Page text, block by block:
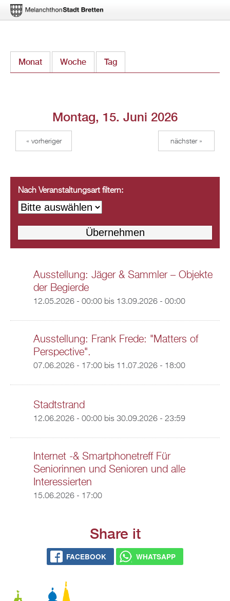
zum
Monat Woche Tag
Montag, 15. Juni 2026
« vorheriger nächster »
Nach Veranstaltungsart filtern:
Ausstellung: Jäger & Sammler – Objekte
der Begierde
12.05.2026 - 00:00bis 13.09.2026 - 00:00
Ausstellung: Frank Frede: "Matters of
Perspective".
07.06.2026 - 17:00bis 11.07.2026 - 18:00
Stadtstrand
12.06.2026 - 00:00bis 30.09.2026 - 23:59
Internet -& Smartphonetreff Für
Seniorinnen und Senioren und alle
Interessierten
15.06.2026 - 17:00
Share it
FACEBOOK WHATSAPP